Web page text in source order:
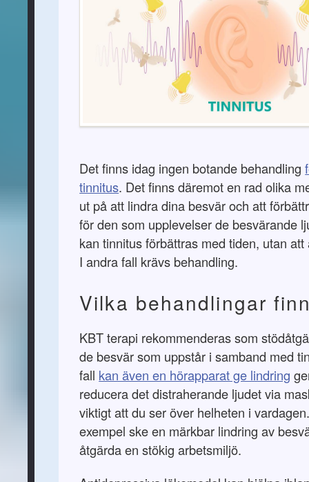
Det finns idag ingen botande behandling
tinnitus. Det finns däremot en rad olika
ut på att lindra dina besvär och att
för den som upplevelser de besvärande
kan tinnitus förbättras med tiden, utan
I andra fall krävs behandling.
Vilka behandlingar
KBT terapi rekommenderas som
de besvär som uppstår i samband med
fall kan även en hörapparat ge lindring
reducera det distraherande ljudet via
viktigt att du ser över helheten i
exempel ske en märkbar lindring av
åtgärda en stökig arbetsmiljö.